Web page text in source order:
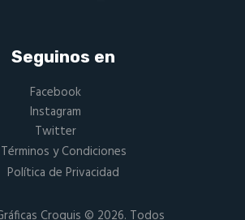
Seguinos en
Facebook
Instagram
Twitter
Términos y Condiciones
Política de Privacidad
Croquis © 2026. Todos